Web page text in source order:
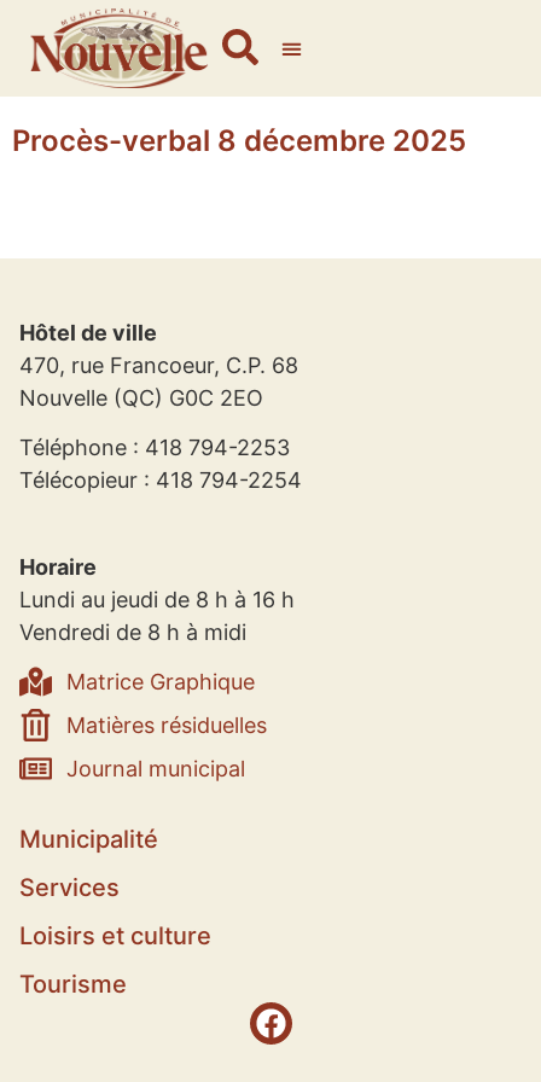
Procès-verbal 8 décembre 2025
Hôtel de ville
470, rue Francoeur, C.P. 68
Nouvelle (QC) G0C 2EO
Téléphone : 418 794-2253
Télécopieur : 418 794-2254
Horaire
Lundi au jeudi de 8 h à 16 h
Vendredi de 8 h à midi
Matrice Graphique
Matières résiduelles
Journal municipal
Municipalité
Services
Loisirs et culture
Tourisme